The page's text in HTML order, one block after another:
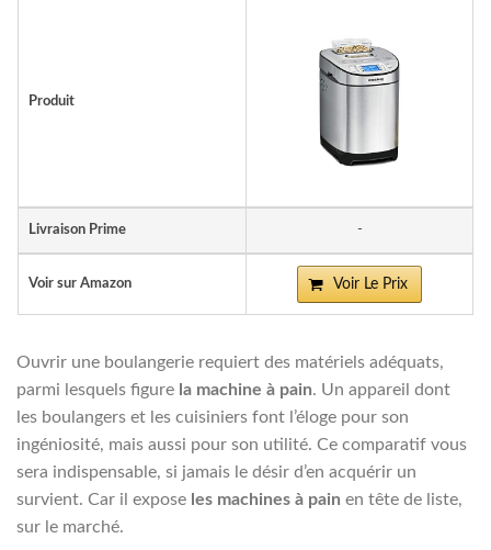
Produit
Livraison Prime -
Voir sur Amazon Voir Le Prix
Ouvrir une boulangerie requiert des matériels adéquats,
parmi lesquels figure la machine à pain. Un appareil dont
les boulangers et les cuisiniers font l’éloge pour son
ingéniosité, mais aussi pour son utilité. Ce comparatif vous
sera indispensable, si jamais le désir d’en acquérir un
survient. Car il expose les machines à pain en tête de liste,
sur le marché.